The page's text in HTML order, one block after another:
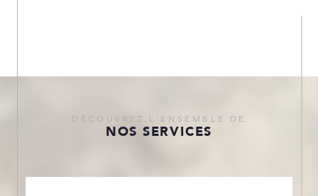
DÉCOUVREZ L'ENSEMBLE DE
NOS SERVICES